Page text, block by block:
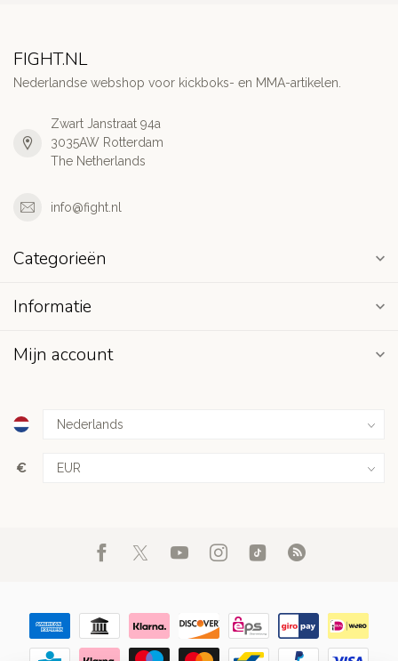
FIGHT.NL
Nederlandse webshop voor kickboks- en MMA-artikelen.
Zwart Janstraat 94a
3035AW Rotterdam
The Netherlands
info@fight.nl
Categorieën
Informatie
Mijn account
€